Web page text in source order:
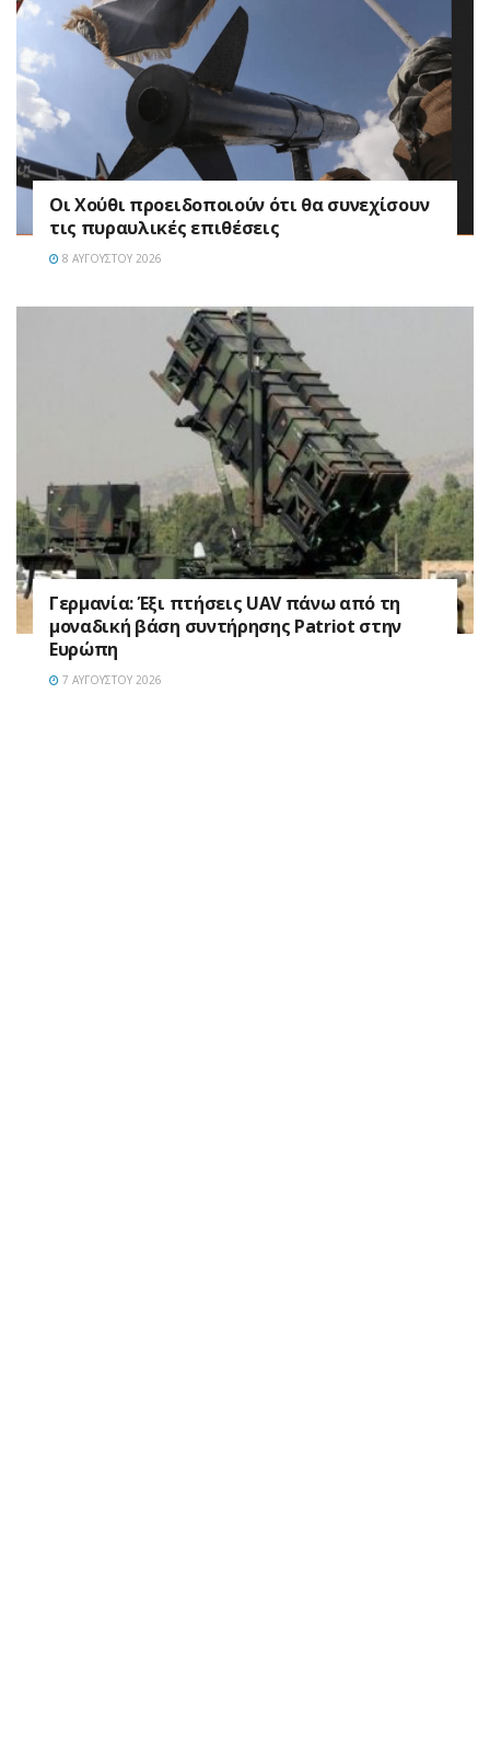
Οι Χούθι προειδοποιούν ότι θα συνεχίσουν
τις πυραυλικές επιθέσεις
8 ΑΥΓΟΎΣΤΟΥ 2026
Γερμανία: Έξι πτήσεις UAV πάνω από τη
μοναδική βάση συντήρησης Patriot στην
Ευρώπη
7 ΑΥΓΟΎΣΤΟΥ 2026